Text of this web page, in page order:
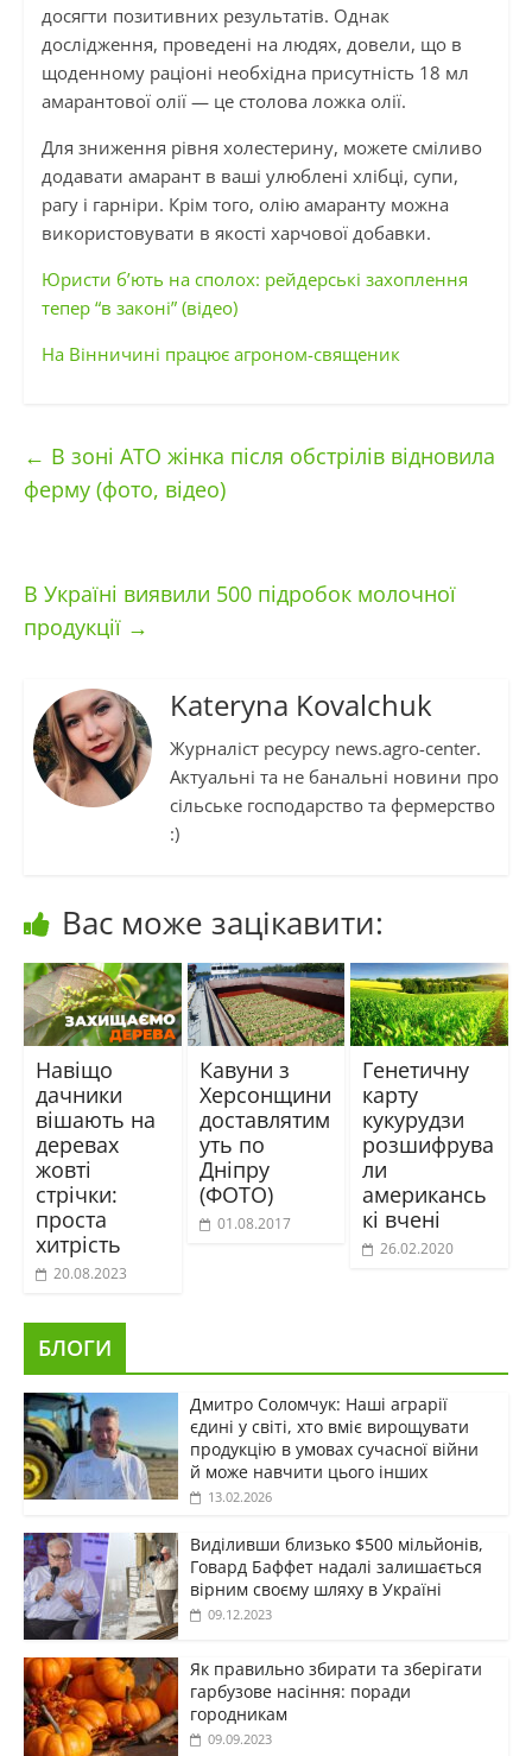
досягти позитивних результатів. Однак
дослідження, проведені на людях, довели, що в
щоденному раціоні необхідна присутність 18 мл
амарантової олії — це столова ложка олії.
Для зниження рівня холестерину, можете сміливо
додавати амарант в ваші улюблені хлібці, супи,
рагу і гарніри. Крім того, олію амаранту можна
використовувати в якості харчової добавки.
Юристи б’ють на сполох: рейдерські захоплення
тепер “в законі” (відео)
На Вінничині працює агроном-священик
← В зоні АТО жінка після обстрілів відновила
ферму (фото, відео)
В Україні виявили 500 підробок молочної
продукції →
Kateryna Kovalchuk
Журналіст ресурсу news.agro-center.
Актуальні та не банальні новини про
сільське господарство та фермерство
:)
Вас може зацікавити:
Навіщо
дачники
вішають на
деревах
жовті
стрічки:
проста
хитрість
20.08.2023
Кавуни з
Херсонщини
доставлятим
уть по
Дніпру
(ФОТО)
01.08.2017
Генетичну
карту
кукурудзи
розшифрува
ли
американсь
кі вчені
26.02.2020
БЛОГИ
Дмитро Соломчук: Наші аграрії
єдині у світі, хто вміє вирощувати
продукцію в умовах сучасної війни
й може навчити цього інших
13.02.2026
Виділивши близько $500 мільйонів,
Говард Баффет надалі залишається
вірним своєму шляху в Україні
09.12.2023
Як правильно збирати та зберігати
гарбузове насіння: поради
городникам
09.09.2023